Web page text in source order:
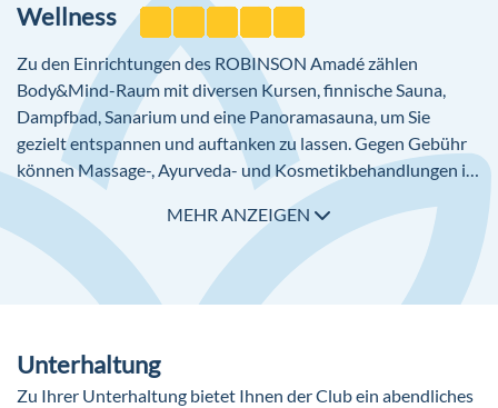
(1x wöchentlich)
LUHANA: alle 2 Wochen hawaiianisches Lebensgefühl
BalAyur: ayurvedisch orientierte Gerichte zu den
Hauptmahlzeiten
Wellness
Zu den Einrichtungen des ROBINSON Amadé zählen
Body&Mind-Raum mit diversen Kursen, finnische Sauna,
Dampfbad, Sanarium und eine Panoramasauna, um Sie
gezielt entspannen und auftanken zu lassen. Gegen Gebühr
können Massage-, Ayurveda- und Kosmetikbehandlungen in
Anspruch genommen werden. Spezielle WellFit®-Spa-
Packages sind bereits vorab buchbar.
MEHR ANZEIGEN
Unterhaltung
Zu Ihrer Unterhaltung bietet Ihnen der Club ein abendliches